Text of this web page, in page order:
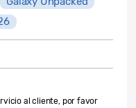
al cliente, por favor